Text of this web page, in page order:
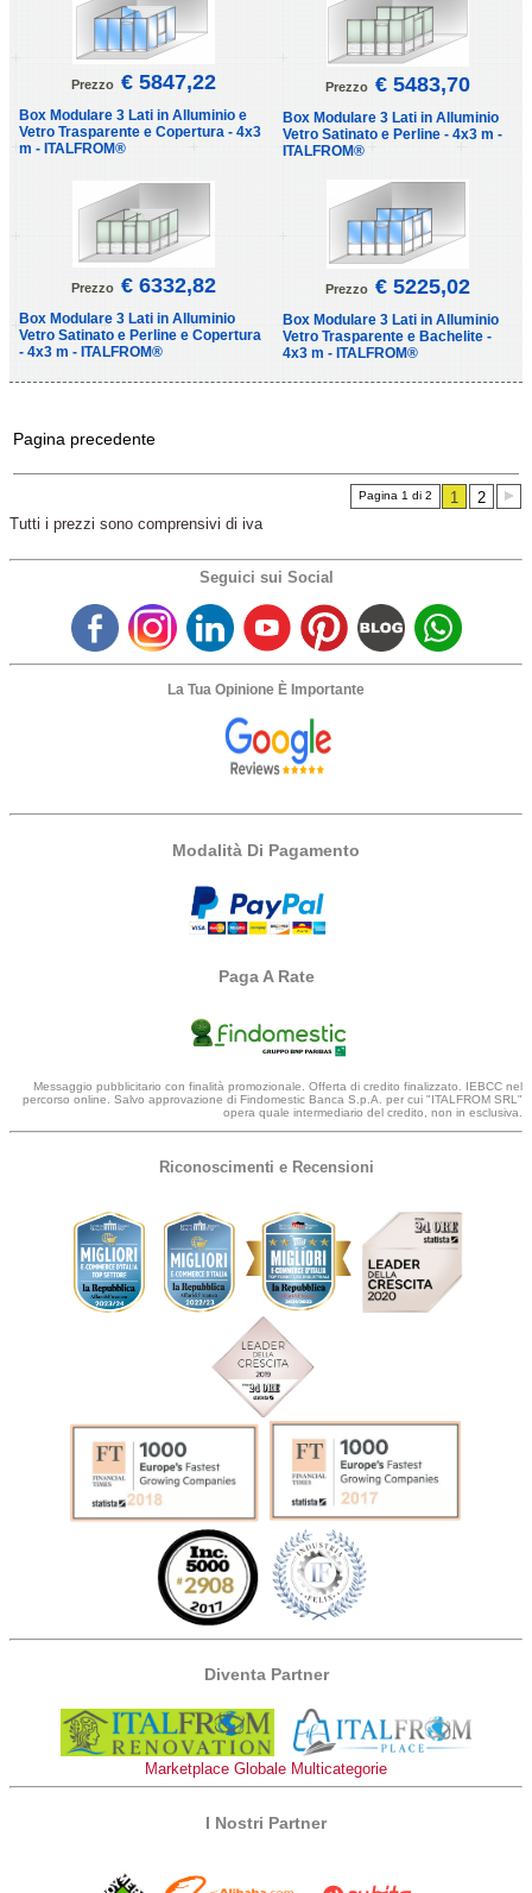
Prezzo € 5847,22
Box Modulare 3 Lati in Alluminio e
Vetro Trasparente e Copertura - 4x3
m - ITALFROM®
Prezzo € 5483,70
Box Modulare 3 Lati in Alluminio
Vetro Satinato e Perline - 4x3 m -
ITALFROM®
Prezzo € 6332,82
Box Modulare 3 Lati in Alluminio
Vetro Satinato e Perline e Copertura
- 4x3 m - ITALFROM®
Prezzo € 5225,02
Box Modulare 3 Lati in Alluminio
Vetro Trasparente e Bachelite -
4x3 m - ITALFROM®
Pagina precedente
Pagina 1 di 2 1
2
Tutti i prezzi sono comprensivi di iva
Seguici sui Social
La Tua Opinione È Importante
Modalità Di Pagamento
Paga A Rate
Messaggio pubblicitario con finalità promozionale. Offerta di credito finalizzato. IEBCC nel
percorso online. Salvo approvazione di Findomestic Banca S.p.A. per cui "ITALFROM SRL"
opera quale intermediario del credito, non in esclusiva.
Riconoscimenti e Recensioni
Diventa Partner
Marketplace Globale Multicategorie
I Nostri Partner